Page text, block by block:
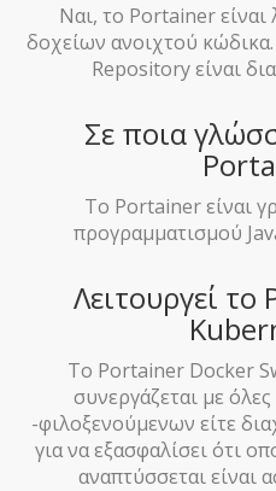
Ναι, το Portainer είναι
δοχείων ανοιχτού
Repository είναι
Σε ποια
Το Portainer είναι
προγραμματισμού
Λειτουργεί
Το Portainer Docker
συνεργάζεται με όλες
-φιλοξενούμενων είτε
για να εξασφαλίσει ότι
αναπτύσσεται είναι